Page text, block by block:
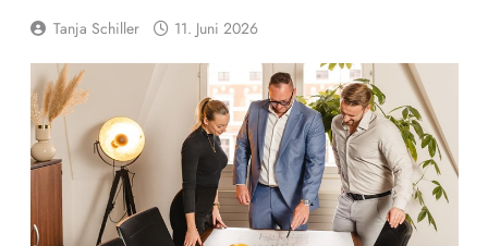
Tanja Schiller 11. Juni 2026